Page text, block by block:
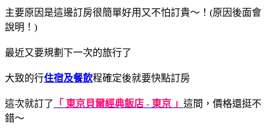
主要原因是這邊訂房很簡單好用又不怕訂貴～！(原因後面會
說明！)
最近又要規劃下一次的旅行了
大致的行住宿及餐飲程確定後就要快點訂房
這次就訂了 「 東京貝爾經典飯店 - 東京 」 這間，價格還挺不
錯～